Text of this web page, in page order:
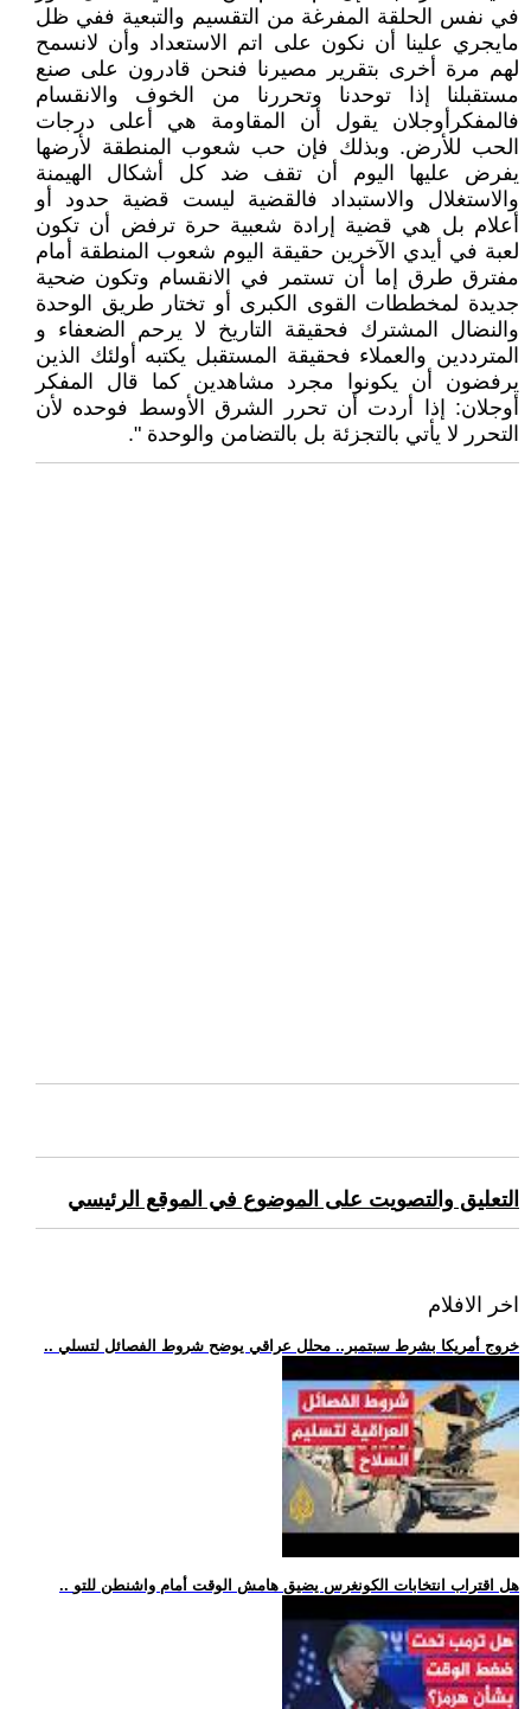
في نفس الحلقة المفرغة من التقسيم والتبعية ففي ظل
مايجري علينا أن نكون على اتم الاستعداد وأن لانسمح
لهم مرة أخرى بتقرير مصيرنا فنحن قادرون على صنع
مستقبلنا إذا توحدنا وتحررنا من الخوف والانقسام
فالمفكرأوجلان يقول أن المقاومة هي أعلى درجات
الحب للأرض. وبذلك فإن حب شعوب المنطقة لأرضها
يفرض عليها اليوم أن تقف ضد كل أشكال الهيمنة
والاستغلال والاستبداد فالقضية ليست قضية حدود أو
أعلام بل هي قضية إرادة شعبية حرة ترفض أن تكون
لعبة في أيدي الآخرين حقيقة اليوم شعوب المنطقة أمام
مفترق طرق إما أن تستمر في الانقسام وتكون ضحية
جديدة لمخططات القوى الكبرى أو تختار طريق الوحدة
والنضال المشترك فحقيقة التاريخ لا يرحم الضعفاء و
المترددين والعملاء فحقيقة المستقبل يكتبه أولئك الذين
يرفضون أن يكونوا مجرد مشاهدين كما قال المفكر
أوجلان: إذا أردت أن تحرر الشرق الأوسط فوحده لأن
التحرر لا يأتي بالتجزئة بل بالتضامن والوحدة ".
التعليق والتصويت على الموضوع في الموقع الرئيسي
اخر الافلام
.. خروج أمريكا بشرط سبتمبر.. محلل عراقي يوضح شروط الفصائل لتسلي
.. هل اقتراب انتخابات الكونغرس يضيق هامش الوقت أمام واشنطن للتو